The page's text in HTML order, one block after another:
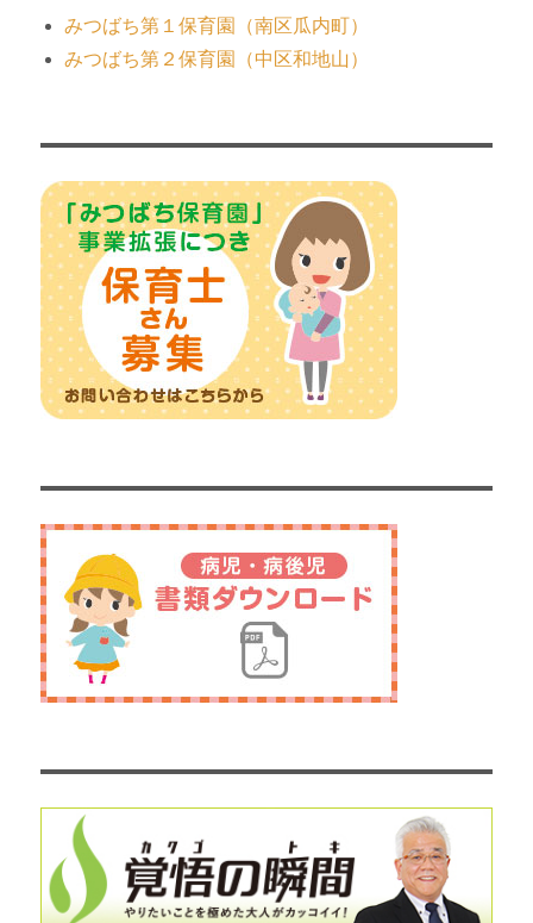
みつばち第１保育園（南区瓜内町）
みつばち第２保育園（中区和地山）